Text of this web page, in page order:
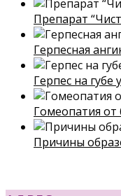
Препарат
Герпесная
Герпес на
Гомеопатия
Причины